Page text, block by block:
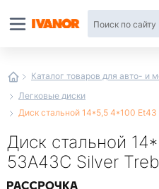
Каталог товаров для авто- и
Легковые диски
Диск стальной 14*5,5 4*100
Диск стальной
53A43C Silver
интернет-